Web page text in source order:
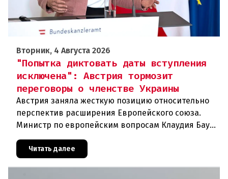
Вторник, 4 Августа 2026
"Попытка диктовать даты вступления
исключена": Австрия тормозит
переговоры о членстве Украины
Австрия заняла жесткую позицию относительно
перспектив расширения Европейского союза.
Министр по европейским вопросам Клаудия Бауэр
(ÖVP) категорически исключила возможность
ускоренного присоединения
Читать далее